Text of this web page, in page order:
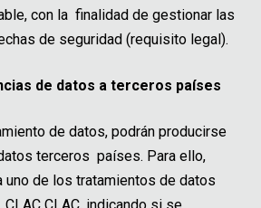
con la finalidad de gestionar las
de seguridad (requisito legal).
de datos a terceros países
de datos, podrán producirse
terceros países. Para ello,
de los tratamientos de datos